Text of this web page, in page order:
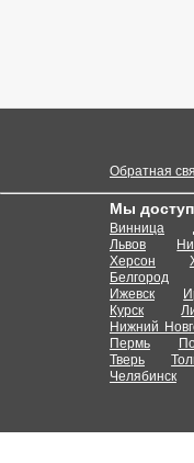
Обратная
Мы
Винница
Львов
Херсон
Белгород
Ижевск
Курск
Нижний
Пермь
Тверь
Челябинск